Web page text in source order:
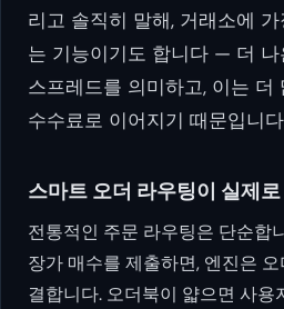
리고 솔직히 말해, 거래소에
는 기능이기도 합니다 — 더
스프레드를 의미하고, 이는 더
수수료로 이어지기 때문입니
스마트 오더 라우팅이 실제로
전통적인 주문 라우팅은 단순합
장가 매수를 제출하면, 엔진은
결합니다. 오더북이 얇으면 사용